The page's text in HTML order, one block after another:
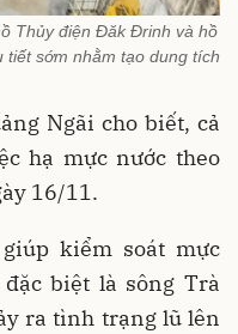
Thủy điện Đăk Đrinh và hồ
tiết sớm nhằm tạo dung tích
Ngãi cho biết, cả
hạ mực nước theo
16/11.
kiểm soát mực
biệt là sông Trà
ra tình trạng lũ lên